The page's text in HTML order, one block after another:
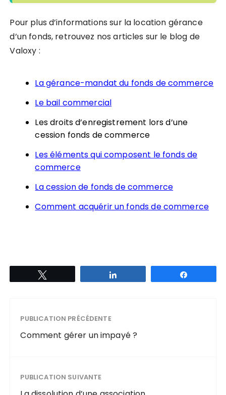
Pour plus d’informations sur la location gérance
d’un fonds, retrouvez nos articles sur le blog de
Valoxy :
La gérance-mandat du fonds de commerce
Le bail commercial
Les droits d’enregistrement lors d’une
cession fonds de commerce
Les éléments qui composent le fonds de
commerce
La cession de fonds de commerce
Comment acquérir un fonds de commerce
PUBLICATION PRÉCÉDENTE
Comment gérer un impayé ?
PUBLICATION SUIVANTE